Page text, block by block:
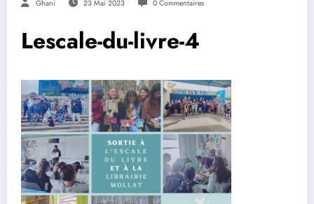
Ghani 23 Mai 2023 0 Commentaires
Lescale-du-livre-4